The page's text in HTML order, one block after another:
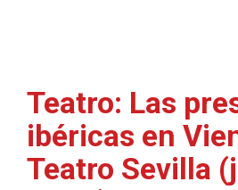
Teatro: Las
ibéricas en
Teatro Sevilla